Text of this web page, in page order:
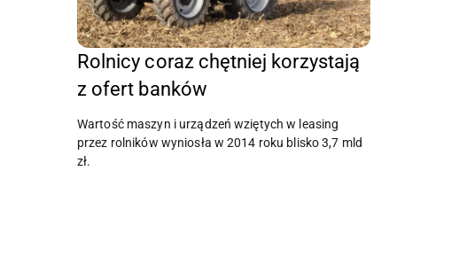
Rolnicy coraz chętniej korzystają
z ofert banków
Wartość maszyn i urządzeń wziętych w leasing
przez rolników wyniosła w 2014 roku blisko 3,7 mld
zł.